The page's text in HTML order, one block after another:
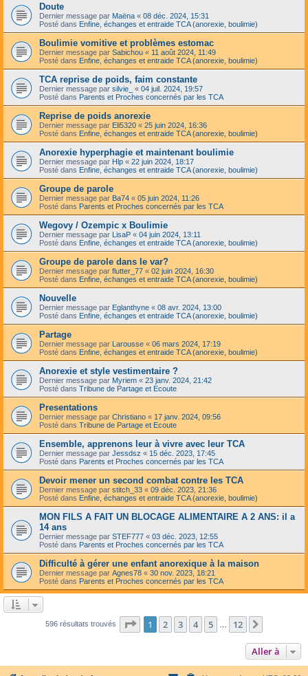
Doute
Dernier message par Maëna « 08 déc. 2024, 15:31
Posté dans Enfine, échanges et entraide TCA (anorexie, boulimie)
Boulimie vomitive et problèmes estomac
Dernier message par Sabichou « 11 août 2024, 11:49
Posté dans Enfine, échanges et entraide TCA (anorexie, boulimie)
TCA reprise de poids, faim constante
Dernier message par silvie_ « 04 juil. 2024, 19:57
Posté dans Parents et Proches concernés par les TCA
Reprise de poids anorexie
Dernier message par Eli5320 « 25 juin 2024, 16:36
Posté dans Enfine, échanges et entraide TCA (anorexie, boulimie)
Anorexie hyperphagie et maintenant boulimie
Dernier message par Hlp « 22 juin 2024, 18:17
Posté dans Enfine, échanges et entraide TCA (anorexie, boulimie)
Groupe de parole
Dernier message par Ba74 « 05 juin 2024, 11:26
Posté dans Parents et Proches concernés par les TCA
Wegovy / Ozempic x Boulimie
Dernier message par LisaP « 04 juin 2024, 13:11
Posté dans Enfine, échanges et entraide TCA (anorexie, boulimie)
Groupe de parole dans le var?
Dernier message par flutter_77 « 02 juin 2024, 16:30
Posté dans Enfine, échanges et entraide TCA (anorexie, boulimie)
Nouvelle
Dernier message par Eglanthyne « 08 avr. 2024, 13:00
Posté dans Enfine, échanges et entraide TCA (anorexie, boulimie)
Partage
Dernier message par Larousse « 06 mars 2024, 17:19
Posté dans Enfine, échanges et entraide TCA (anorexie, boulimie)
Anorexie et style vestimentaire ?
Dernier message par Myriem « 23 janv. 2024, 21:42
Posté dans Tribune de Partage et Ecoute
Presentations
Dernier message par Christiano « 17 janv. 2024, 09:56
Posté dans Tribune de Partage et Ecoute
Ensemble, apprenons leur à vivre avec leur TCA
Dernier message par Jessdsz « 15 déc. 2023, 17:45
Posté dans Parents et Proches concernés par les TCA
Devoir mener un second combat contre les TCA
Dernier message par stitch_33 « 09 déc. 2023, 21:36
Posté dans Enfine, échanges et entraide TCA (anorexie, boulimie)
MON FILS A FAIT UN BLOCAGE ALIMENTAIRE A 2 ANS: il a
14 ans
Dernier message par STEF777 « 03 déc. 2023, 12:55
Posté dans Parents et Proches concernés par les TCA
Difficulté à gérer une enfant anorexique à la maison
Dernier message par Agnes78 « 30 nov. 2023, 18:21
Posté dans Parents et Proches concernés par les TCA
596 résultats trouvés Page 1sur12
1 2 3 4 5 12
Aller à